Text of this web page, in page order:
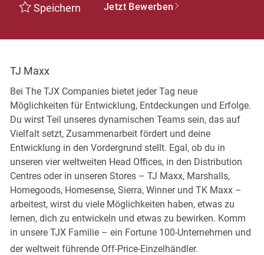
Speichern Jetzt Bewerben
TJ Maxx
Bei The TJX Companies bietet jeder Tag neue
Möglichkeiten für Entwicklung, Entdeckungen und Erfolge.
Du wirst Teil unseres dynamischen Teams sein, das auf
Vielfalt setzt, Zusammenarbeit fördert und deine
Entwicklung in den Vordergrund stellt. Egal, ob du in
unseren vier weltweiten Head Offices, in den Distribution
Centres oder in unseren Stores – TJ Maxx, Marshalls,
Homegoods, Homesense, Sierra, Winner und TK Maxx –
arbeitest, wirst du viele Möglichkeiten haben, etwas zu
lernen, dich zu entwickeln und etwas zu bewirken. Komm
in unsere TJX Familie – ein Fortune 100-Unternehmen und
der weltweit führende Off-Price-Einzelhändler.